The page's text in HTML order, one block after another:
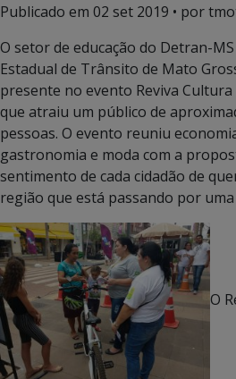
Publicado em 02 set 2019 • por
O setor de educação do Detran-
Estadual de Trânsito de Mato
presente no evento Reviva
que atraiu um público de
pessoas. O evento reuniu
gastronomia e moda com a
sentimento de cada cidadão de
região que está passando por
O